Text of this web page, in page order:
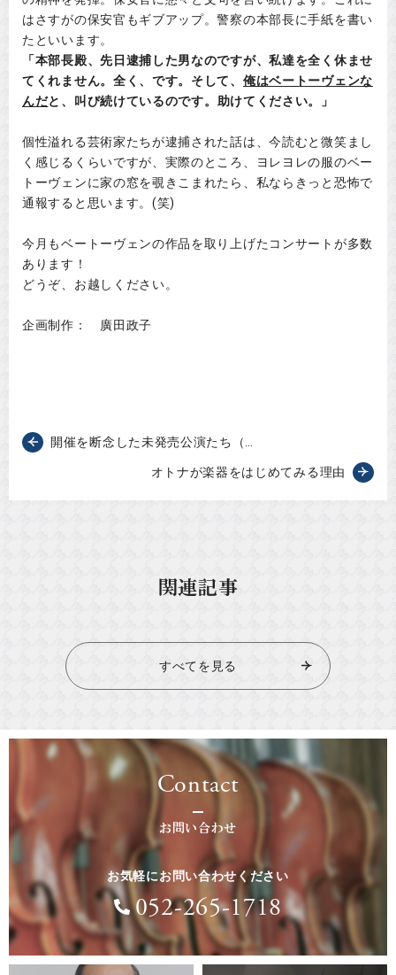
はさすがの保安官もギブアップ。警察の本部長に手紙を書い
たといいます。
「本部長殿、先日逮捕した男なのですが、私達を全く休ませ
てくれません。全く、です。そして、 俺はベートーヴェンな
んだと、叫び続けているのです。助けてください。」
個性溢れる芸術家たちが逮捕された話は、今読むと微笑まし
く感じるくらいですが、実際のところ、ヨレヨレの服のベー
トーヴェンに家の窓を覗きこまれたら、私ならきっと恐怖で
通報すると思います。(笑)
今月もベートーヴェンの作品を取り上げたコンサートが多数
あります！
どうぞ、お越しください。
企画制作： 廣田政子
開催を断念した未発売公演たち（…
オトナが楽器をはじめてみる理由
関連記事
すべてを見る
Contact
お問い合わせ
お気軽にお問い合わせください
052-265-1718